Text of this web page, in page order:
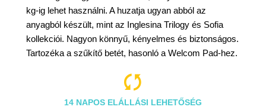
kg-ig lehet használni. A huzatja ugyan abból az
anyagból készült, mint az Inglesina Trilogy és Sofia
kollekciói. Nagyon könnyű, kényelmes és biztonságos.
Tartozéka a szűkítő betét, hasonló a Welcom Pad-hez.

14 NAPOS ELÁLLÁSI LEHETŐSÉG